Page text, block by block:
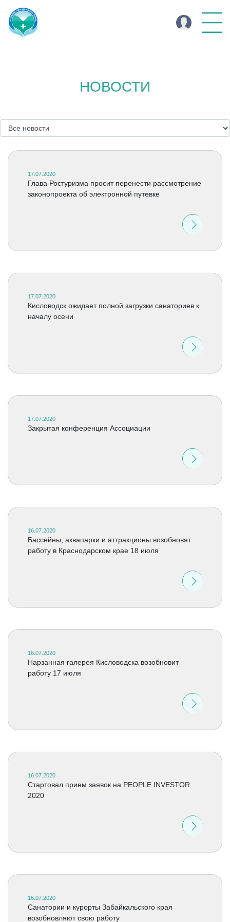
НОВОСТИ
17.07.2020
Глава Ростуризма просит перенести рассмотрение
законопроекта об электронной путевке
17.07.2020
Кисловодск ожидает полной загрузки санаториев к
началу осени
17.07.2020
Закрытая конференция Ассоциации
16.07.2020
Бассейны, аквапарки и аттракционы возобновят
работу в Краснодарском крае 18 июля
16.07.2020
Нарзанная галерея Кисловодска возобновит
работу 17 июля
16.07.2020
Стартовал прием заявок на PEOPLE INVESTOR
2020
16.07.2020
Санатории и курорты Забайкальского края
возобновляют свою работу